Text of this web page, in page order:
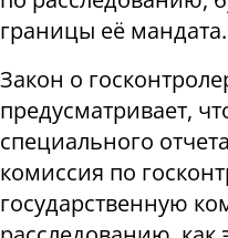
границы её мандата.
Закон о
предусматривает,
специального
комиссия по
государственную